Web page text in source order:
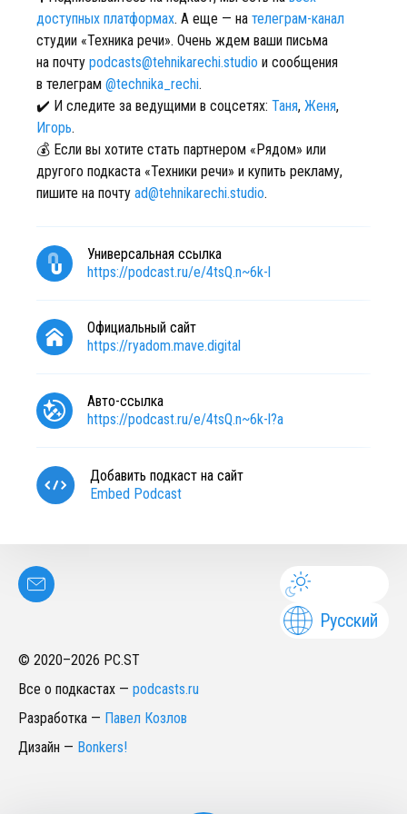
доступных платформах. А еще — на телеграм-канал
студии «Техника речи». Очень ждем ваши письма
на почту podcasts@tehnikarechi.studio и сообщения
в телеграм @technika_rechi.
✔️ И следите за ведущими в соцсетях: Таня, Женя,
Игорь.
💰 Если вы хотите стать партнером «Рядом» или
другого подкаста «Техники речи» и купить рекламу,
пишите на почту ad@tehnikarechi.studio.
Универсальная ссылка
https://podcast.ru/e/4tsQ.n~6k-l
Официальный сайт
https://ryadom.mave.digital
Авто-ссылка
https://podcast.ru/e/4tsQ.n~6k-l?a
Добавить подкаст на сайт
Embed Podcast
Русский
© 2020–2026 PC.ST
Все о подкастах — podcasts.ru
Разработка — Павел Козлов
Дизайн — Bonkers!